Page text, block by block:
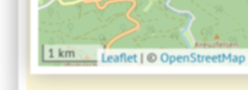
1 km Leaflet | ©OpenStreetMap